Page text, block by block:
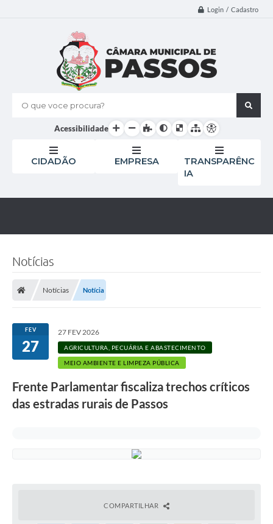
Login / Cadastro
O que voce procura?
Acessibilidade
CIDADÃO EMPRESA
TRANSPARÊNC
IA
Notícias
Notícias Notícia
FEV
27
27 FEV 2026
AGRICULTURA, PECUÁRIA E ABASTECIMENTO
MEIO AMBIENTE E LIMPEZA PÚBLICA
Frente Parlamentar fiscaliza trechos críticos
das estradas rurais de Passos
COMPARTILHAR